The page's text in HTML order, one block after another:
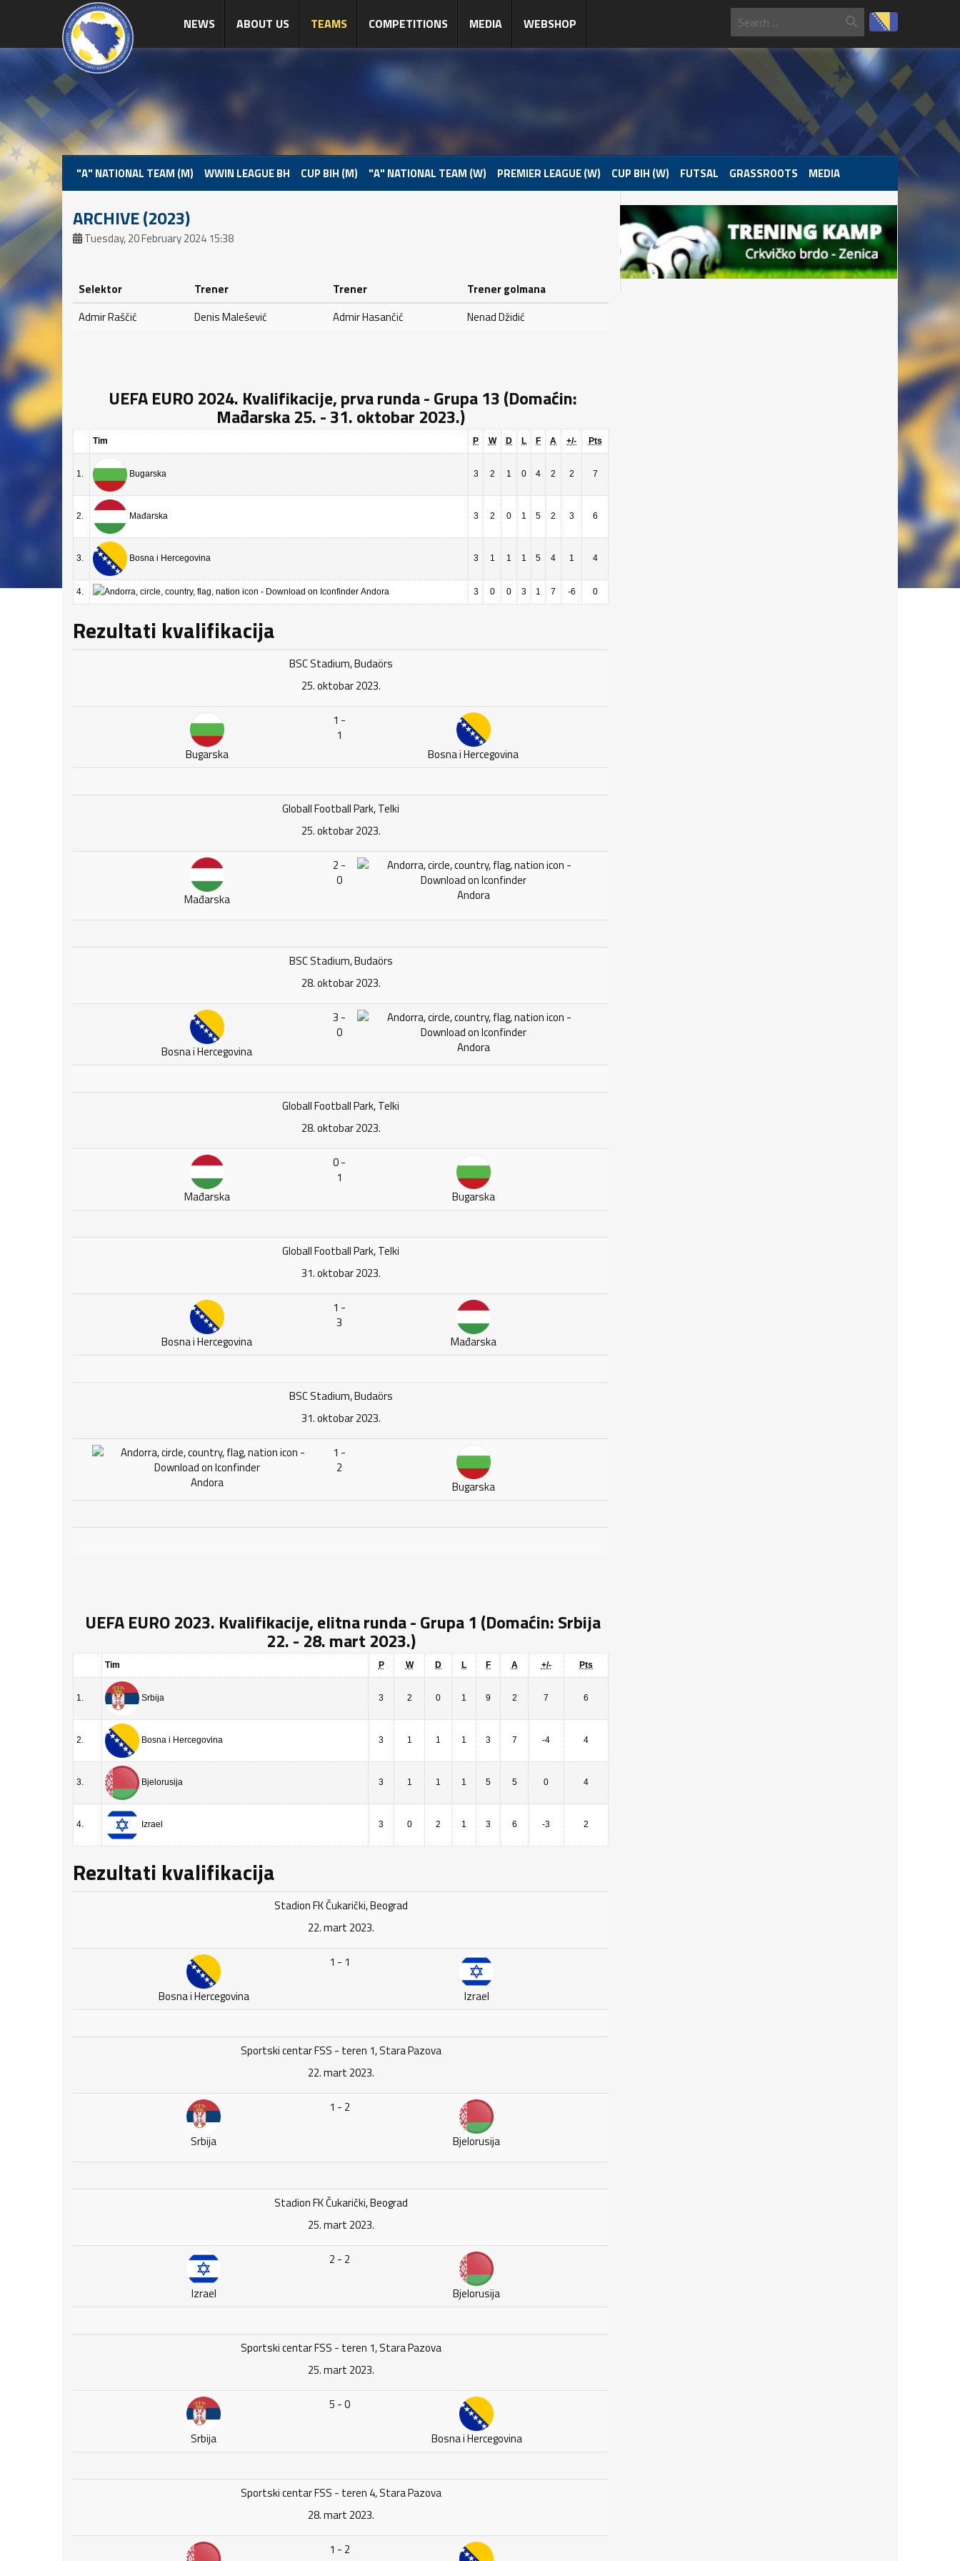
NEWS ABOUT US TEAMS COMPETITIONS MEDIA WEBSHOP
"A" NATIONAL TEAM (M) WWIN LEAGUE BH CUP BIH (M) "A" NATIONAL TEAM (W) PREMIER LEAGUE (W) CUP BIH (W) FUTSAL GRASSROOTS MEDIA
ARCHIVE (2023)
Tuesday, 20 February 2024 15:38
Selektor Trener Trener
Trener golmana
Admir Raščić
Denis Malešević Admir Hasančić Nenad Džidić
UEFA EURO 2024. Kvalifikacije, prva runda - Grupa 13 (Domaćin:
Mađarska 25. - 31. oktobar 2023.)
Tim P W D L F A +/- Pts
1. Bugarska 3 2 1 0 4 2 2 7
2. Mađarska 3 2 0 1 5 2 3 6
3. Bosna i Hercegovina 3 1 1 1 5 4 1 4
4. Andora 3 0 0 3 1 7 -6 0
Rezultati kvalifikacija
BSC Stadium, Budaörs
25. oktobar 2023.
Bugarska
1 -
1
Bosna i Hercegovina
Globall Football Park, Telki
25. oktobar 2023.
Mađarska
2 -
0
Andora
BSC Stadium, Budaörs
28. oktobar 2023.
Bosna i Hercegovina
3 -
0
Andora
Globall Football Park, Telki
28. oktobar 2023.
Mađarska
0 -
1
Bugarska
Globall Football Park, Telki
31. oktobar 2023.
Bosna i Hercegovina
1 -
3
Mađarska
BSC Stadium, Budaörs
31. oktobar 2023.
Andora
1 -
2
Bugarska
UEFA EURO 2023. Kvalifikacije, elitna runda - Grupa 1 (Domaćin: Srbija
22. - 28. mart 2023.)
Tim P W D L F A +/- Pts
1. Srbija 3 2 0 1 9 2 7 6
2. Bosna i Hercegovina 3 1 1 1 3 7 -4 4
3. Bjelorusija 3 1 1 1 5 5 0 4
4. Izrael 3 0 2 1 3 6 -3 2
Rezultati kvalifikacija
Stadion FK Čukarički, Beograd
22. mart 2023.
Bosna i Hercegovina
1 - 1
Izrael
Sportski centar FSS - teren 1, Stara Pazova
22. mart 2023.
Srbija
1 - 2
Bjelorusija
Stadion FK Čukarički, Beograd
25. mart 2023.
Izrael
2 - 2
Bjelorusija
Sportski centar FSS - teren 1, Stara Pazova
25. mart 2023.
Srbija
5 - 0
Bosna i Hercegovina
Sportski centar FSS - teren 4, Stara Pazova
28. mart 2023.
1 - 2